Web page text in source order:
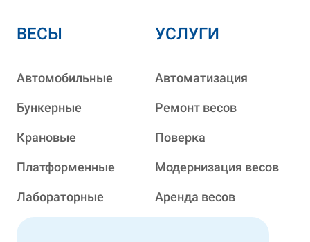
ВЕСЫ
Автомобильные
Бункерные
Крановые
Платформенные
Лабораторные
УСЛУГИ
Автоматизация
Ремонт весов
Поверка
Модернизация весов
Аренда весов